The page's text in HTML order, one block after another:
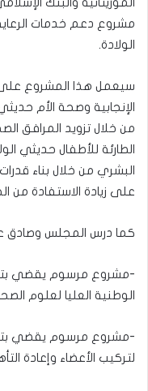
مشروع دعم خدمات
الولادة.
سيعمل هذا المشروع
الإنجابية وصحة الأم
من خلال تزويد المرافق
الطارئة للأطفال حديثي
البشري من خلال بناء
على زيادة الاستفادة من
كما درس المجلس وصادق
-مشروع مرسوم يقضي
الوطنية العليا لعلوم
-مشروع مرسوم يقضي
لتركيب الأعضاء وإعادة